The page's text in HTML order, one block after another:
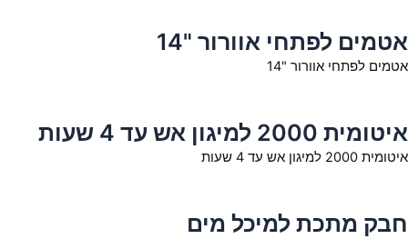
אטמים לפתחי אוורור "14
אטמים לפתחי אוורור "14
איטומית 2000 למיגון אש עד 4 שעות
איטומית 2000 למיגון אש עד 4 שעות
חבק מתכת למיכל מים